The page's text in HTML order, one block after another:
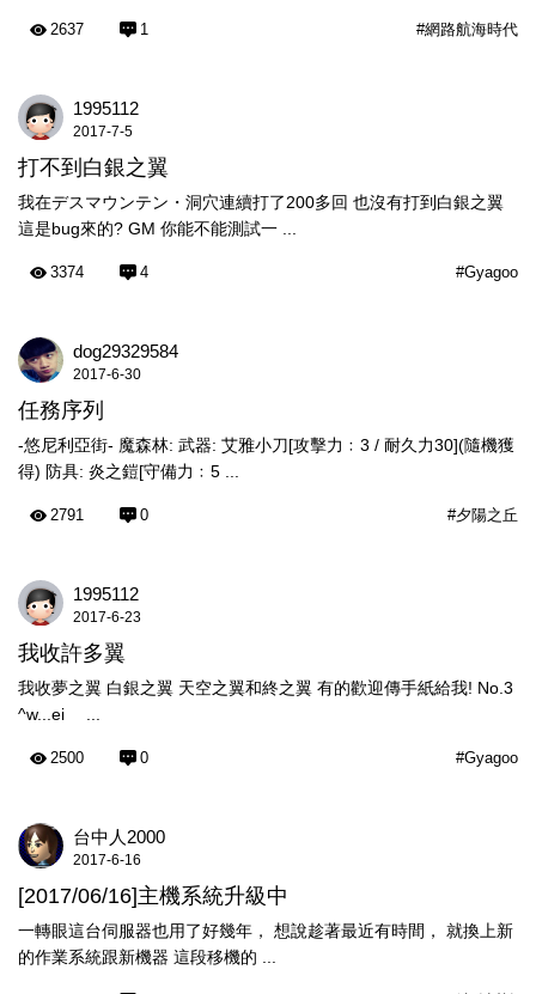
#網路航海時代
2637 1
1995112
2017-7-5
打不到白銀之翼
我在デスマウンテン・洞穴連續打了200多回 也沒有打到白銀之翼
這是bug來的? GM 你能不能測試一 ...
#Gyagoo
3374 4
dog29329584
2017-6-30
任務序列
-悠尼利亞街- 魔森林: 武器: 艾雅小刀[攻擊力﹕3 / 耐久力30](隨機獲
得) 防具: 炎之鎧[守備力﹕5 ...
#夕陽之丘
2791 0
1995112
2017-6-23
我收許多翼
我收夢之翼 白銀之翼 天空之翼和終之翼 有的歡迎傳手紙給我! No.3
^w...ei ...
#Gyagoo
2500 0
台中人2000
2017-6-16
[2017/06/16]主機系統升級中
一轉眼這台伺服器也用了好幾年， 想說趁著最近有時間， 就換上新
的作業系統跟新機器 這段移機的 ...